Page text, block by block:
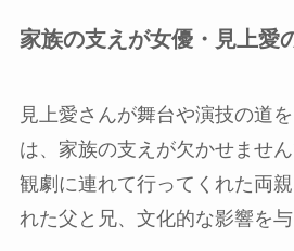
家族の支えが女優・見上愛
見上愛さんが舞台や演技の道
は、家族の支えが欠かせません
観劇に連れて行ってくれた両
れた父と兄、文化的な影響を与